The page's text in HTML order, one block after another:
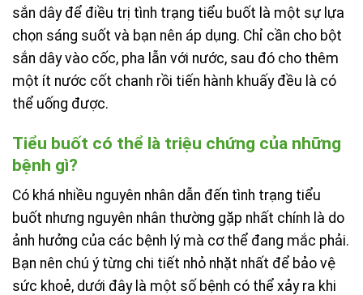
sắn dây để điều trị tình trạng tiểu buốt là một sự lựa
chọn sáng suốt và bạn nên áp dụng. Chỉ cần cho bột
sắn dây vào cốc, pha lẫn với nước, sau đó cho thêm
một ít nước cốt chanh rồi tiến hành khuấy đều là có
thể uống được.
Tiểu buốt có thể là triệu chứng của những
bệnh gì?
Có khá nhiều nguyên nhân dẫn đến tình trạng tiểu
buốt nhưng nguyên nhân thường gặp nhất chính là do
ảnh hưởng của các bệnh lý mà cơ thể đang mắc phải.
Bạn nên chú ý từng chi tiết nhỏ nhặt nhất để bảo vệ
sức khoẻ, dưới đây là một số bệnh có thể xảy ra khi